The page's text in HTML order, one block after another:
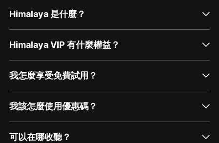
Himalaya 是什麼？
Himalaya VIP 有什麼權益？
我怎麼享受免費試用？
我該怎麼使用優惠碼？
可以在哪收聽？